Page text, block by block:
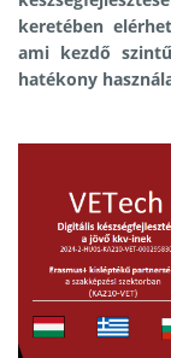
keretében
ami kezdő
hatékony